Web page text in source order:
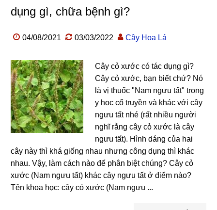
dụng gì, chữa bệnh gì?
04/08/2021 03/03/2022 Cây Hoa Lá
Cây cỏ xước có tác dụng gì?
Cây cỏ xước, bạn biết chứ? Nó
là vị thuốc "Nam ngưu tất" trong
y học cổ truyền và khác với cây
ngưu tất nhé (rất nhiều người
nghĩ rằng cây cỏ xước là cây
ngưu tất). Hình dáng của hai
cây này thì khá giống nhau nhưng công dụng thì khác
nhau. Vậy, làm cách nào để phân biệt chúng? Cây cỏ
xước (Nam ngưu tất) khác cây ngưu tất ở điểm nào?
Tên khoa học: cây cỏ xước (Nam ngưu ...